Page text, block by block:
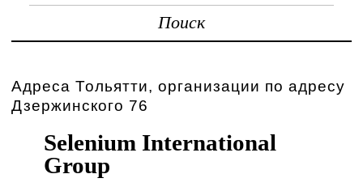
Поиск
Адреса Тольятти, организации по адресу
Дзержинского 76
Selenium International
Group